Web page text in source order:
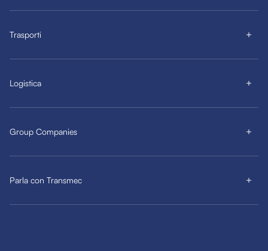
Trasporti
Logistica
Group Companies
Parla con Transmec